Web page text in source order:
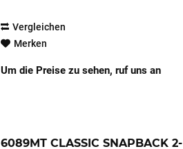
Vergleichen
Merken
Um die Preise zu sehen, ruf uns an
6089MT CLASSIC SNAPBACK 2-